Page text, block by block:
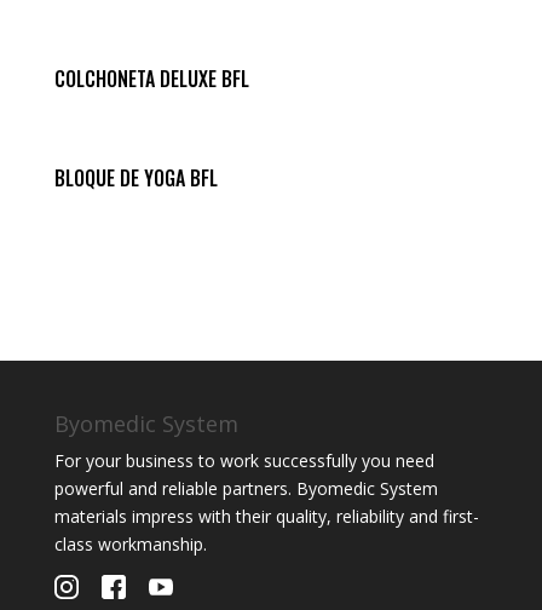
COLCHONETA DELUXE BFL
BLOQUE DE YOGA BFL
Byomedic System
For your business to work successfully you need
powerful and reliable partners. Byomedic System
materials impress with their quality, reliability and first-
class workmanship.